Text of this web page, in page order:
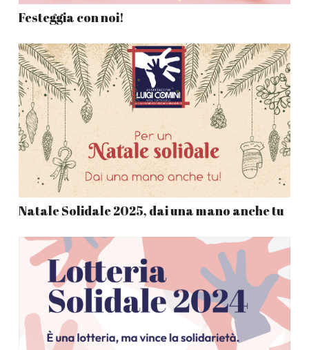
Festeggia con noi!
Natale Solidale 2025, dai una mano anche tu